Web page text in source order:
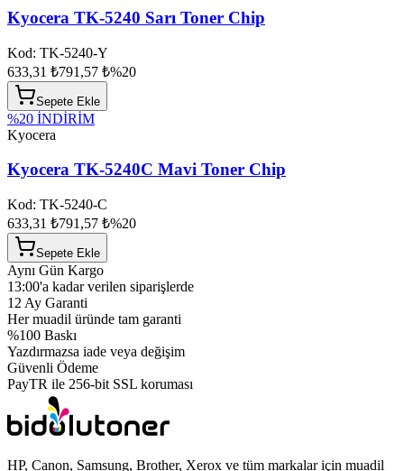
Kyocera TK-5240 Sarı Toner Chip
Kod: TK-5240-Y
633,31 ₺791,57 ₺%20
Sepete Ekle
%20 İNDİRİM
Kyocera
Kyocera TK-5240C Mavi Toner Chip
Kod: TK-5240-C
633,31 ₺791,57 ₺%20
Sepete Ekle
Aynı Gün Kargo
13:00'a kadar verilen siparişlerde
12 Ay Garanti
Her muadil üründe tam garanti
%100 Baskı
Yazdırmazsa iade veya değişim
Güvenli Ödeme
PayTR ile 256-bit SSL koruması
HP, Canon, Samsung, Brother, Xerox ve tüm markalar için muadil